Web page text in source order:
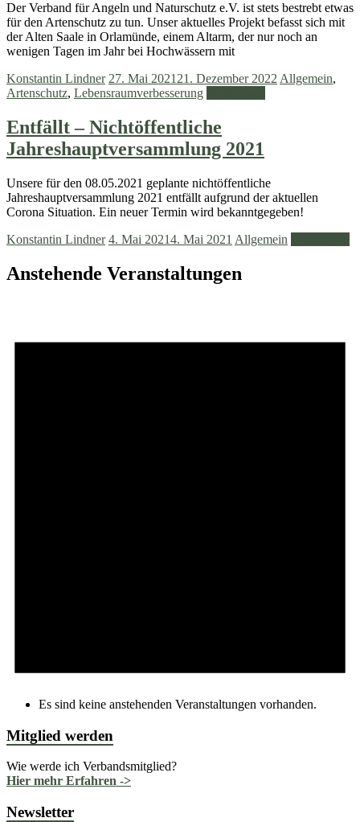
Der Verband für Angeln und Naturschutz e.V. ist stets bestrebt etwas
für den Artenschutz zu tun. Unser aktuelles Projekt befasst sich mit
der Alten Saale in Orlamünde, einem Altarm, der nur noch an
wenigen Tagen im Jahr bei Hochwässern mit
Konstantin Lindner 27. Mai 2021 21. Dezember 2022 Allgemein,
Artenschutz, Lebensraumverbesserung
Entfällt – Nichtöffentliche
Jahreshauptversammlung 2021
Unsere für den 08.05.2021 geplante nichtöffentliche
Jahreshauptversammlung 2021 entfällt aufgrund der aktuellen
Corona Situation. Ein neuer Termin wird bekanntgegeben!
Konstantin Lindner 4. Mai 20214. Mai 2021 Allgemein
Anstehende Veranstaltungen
Es sind keine anstehenden Veranstaltungen vorhanden.
Mitglied werden
Wie werde ich Verbandsmitglied?
Hier mehr Erfahren ->
Newsletter